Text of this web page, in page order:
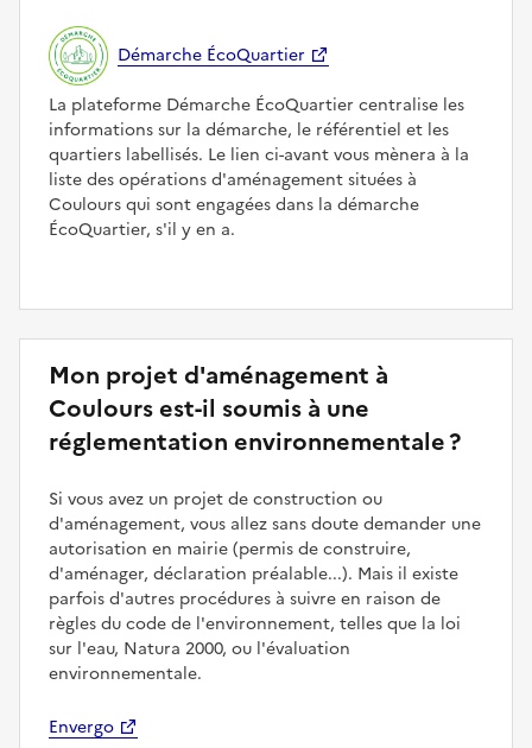
Démarche ÉcoQuartier
La plateforme Démarche ÉcoQuartier centralise les
informations sur la démarche, le référentiel et les
quartiers labellisés. Le lien ci-avant vous mènera à la
liste des opérations d'aménagement situées à
Coulours qui sont engagées dans la démarche
ÉcoQuartier, s'il y en a.
Mon projet d'aménagement à
Coulours est-il soumis à une
réglementation environnementale ?
Si vous avez un projet de construction ou
d'aménagement, vous allez sans doute demander une
autorisation en mairie (permis de construire,
d'aménager, déclaration préalable...). Mais il existe
parfois d'autres procédures à suivre en raison de
règles du code de l'environnement, telles que la loi
sur l'eau, Natura 2000, ou l'évaluation
environnementale.
Envergo